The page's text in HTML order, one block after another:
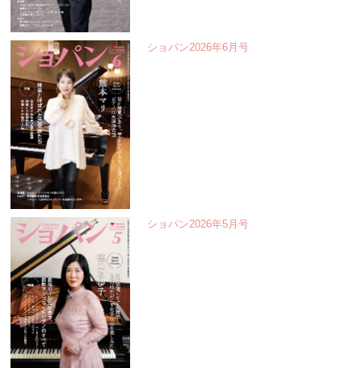
ショパン2026年6月号
ショパン2026年5月号